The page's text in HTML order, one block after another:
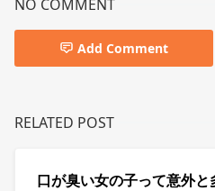
NO COMMENT
Add Comment
RELATED POST
口が臭い女の子って意外